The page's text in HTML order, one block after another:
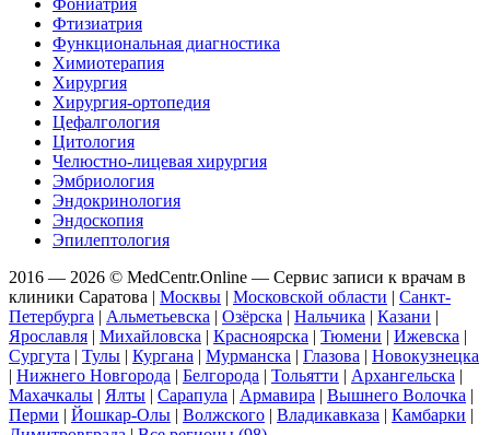
Фтизиатрия
Функциональная диагностика
Химиотерапия
Хирургия
Хирургия-ортопедия
Цефалгология
Цитология
Челюстно-лицевая хирургия
Эмбриология
Эндокринология
Эндоскопия
Эпилептология
2016 — 2026 © MedCentr.Online — Сервис записи к врачам в
клиники Саратова | Москвы | Московской области | Санкт-
Петербурга | Альметьевска | Озёрска | Нальчика | Казани |
Ярославля | Михайловска | Красноярска | Тюмени | Ижевска |
Сургута | Тулы | Кургана | Мурманска | Глазова | Новокузнецка
| Нижнего Новгорода | Белгорода | Тольятти | Архангельска |
Махачкалы | Ялты | Сарапула | Армавира | Вышнего Волочка |
Перми | Йошкар-Олы | Волжского | Владикавказа | Камбарки |